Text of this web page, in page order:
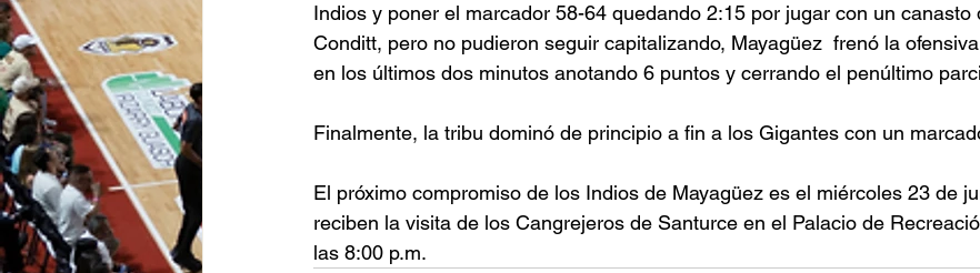
Indios y poner el marcador 58-64 quedando 2:15 por jugar con un canasto
Conditt, pero no pudieron seguir capitalizando, Mayagüez  frenó la
en los últimos dos minutos anotando 6 puntos y cerrando el penúltimo
Finalmente, la tribu dominó de principio a fin a los Gigantes con un
El próximo compromiso de los Indios de Mayagüez es el miércoles 23 de
reciben la visita de los Cangrejeros de Santurce en el Palacio de
las 8:00 p.m.